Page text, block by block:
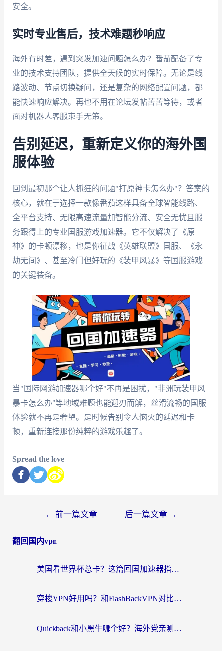
安全。
实时专业售后，技术难题秒响应
海外有时差，遇到突发加速问题怎么办？番茄配备了专
业的技术支持团队，提供全天候的实时保障。无论是线
路波动、节点切换疑问，还是复杂的网络配置问题，都
能快速响应解决。再也不用在论坛发帖苦苦等待，或者
面对机器人客服束手无策。
告别延迟，重新定义你的海外国
服体验
回到最初那个让人抓狂的问题"打原神卡怎么办"？答案的
核心，就在于选择一款像番茄这样具备全球智能线路、
全平台支持、无限高速流量加智能分流、安全无忧且服
务跟得上的专业国服游戏加速器。它不仅解决了《原
神》的卡顿漂移，也是你征战《英雄联盟》国服、《永
劫无间》、甚至冷门但好玩的《装甲风暴》等国服游戏
的关键装备。
当"国际网游加速器哪个好"不再是困扰，"非洲玩装甲风
暴卡怎么办"等地域难题也能迎刃而解，丝滑流畅的国服
体验就不再是奢望。是时候告别令人恼火的延迟和卡
顿，重新连接那份纯粹的游戏乐趣了。
Spread the love
← 前一篇文章 后一篇文章 →
翻回国内vpn
美国看世界杯总卡？这篇回国加速器指南帮你无缝刷国内资源（附苹果手机VPN设置步骤）
穿梭VPN好用吗？和FlashBackVPN对比哪个回国效果更好？
Quickback和小黑牛哪个好？海外党亲测指南，选对回国加速器秒回国内